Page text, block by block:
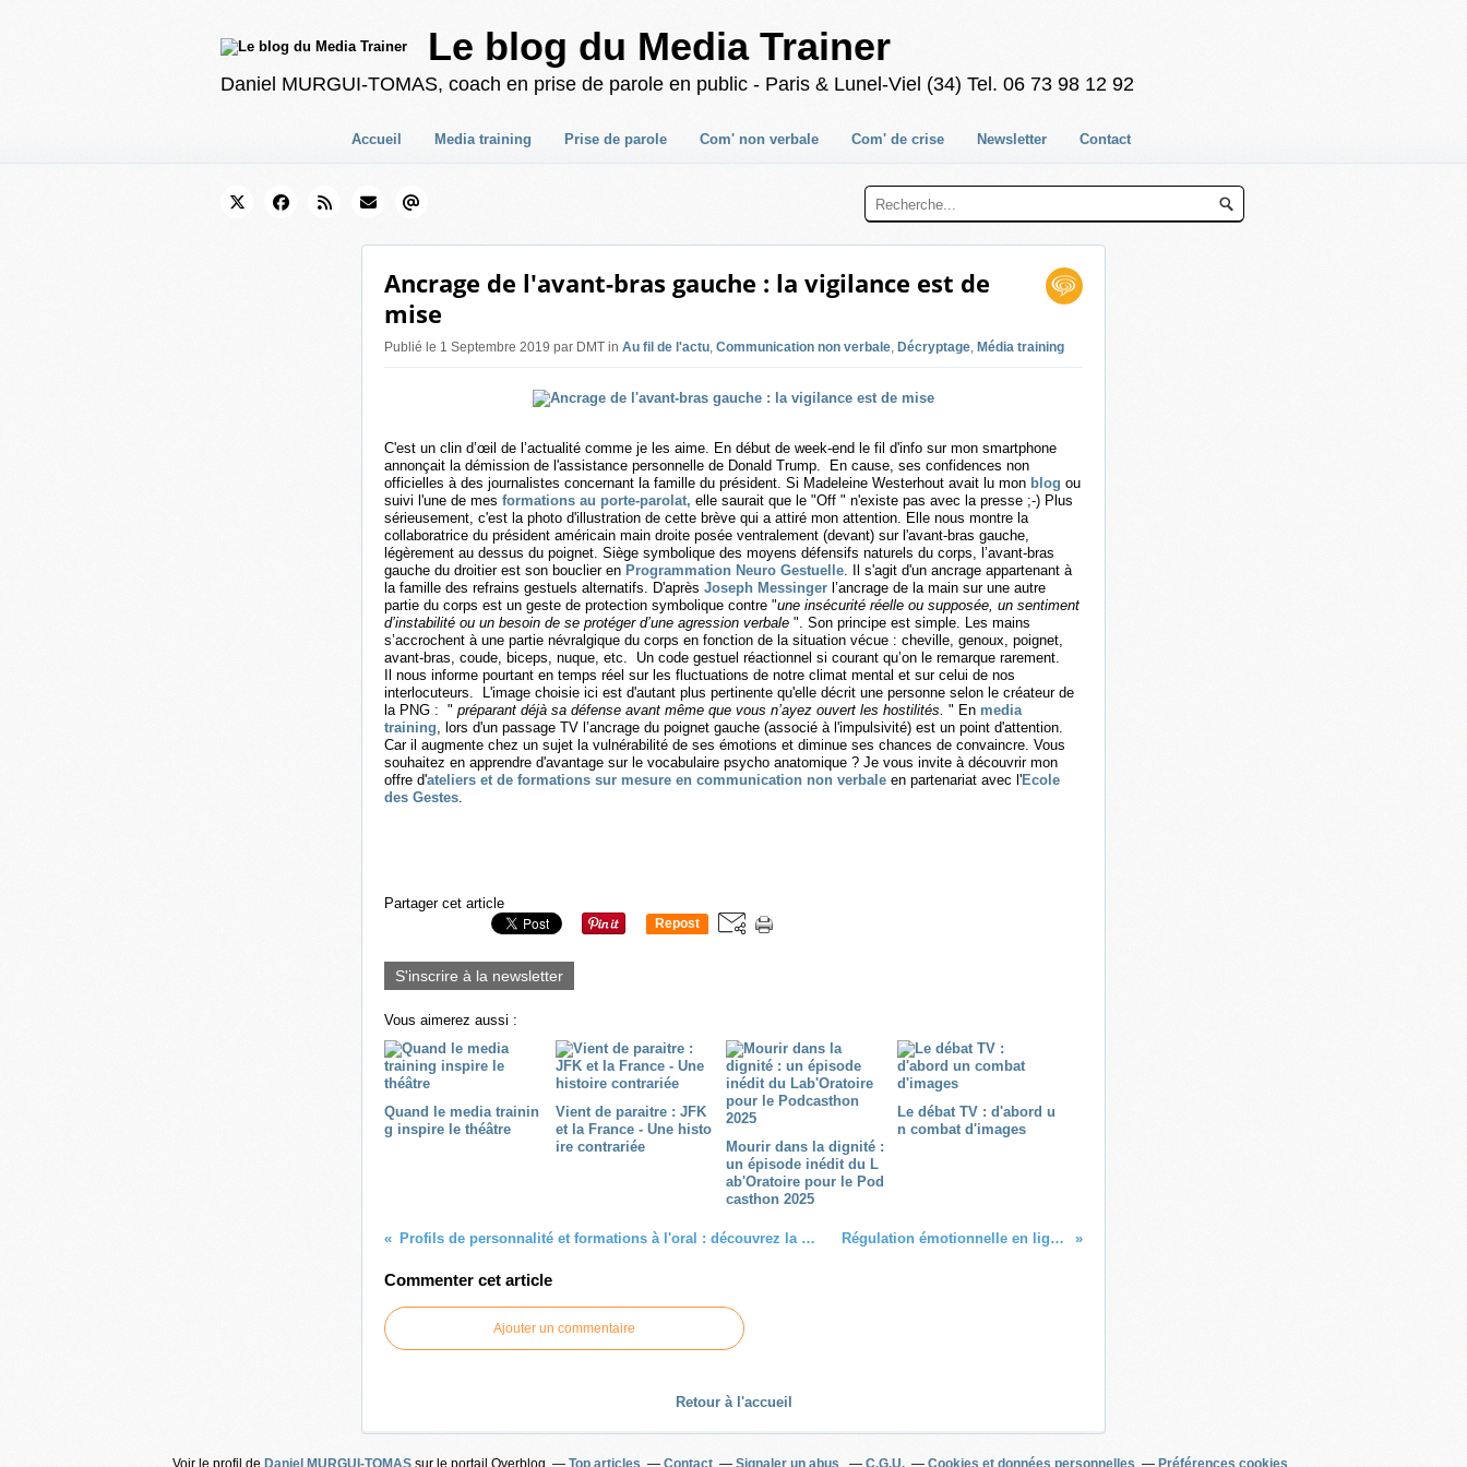
Le blog du Media Trainer
Daniel MURGUI-TOMAS, coach en prise de parole en public - Paris & Lunel-Viel (34) Tel. 06 73 98 12 92
Accueil Media training Prise de parole Com' non verbale Com' de crise Newsletter Contact
Ancrage de l'avant-bras gauche : la vigilance est de
mise
Publié le 1 Septembre 2019 par DMT in Au fil de l'actu, Communication non verbale, Décryptage, Média training
C'est un clin d’œil de l’actualité comme je les aime. En début de week-end le fil d'info sur mon smartphone
annonçait la démission de l'assistance personnelle de Donald Trump. En cause, ses confidences non
officielles à des journalistes concernant la famille du président. Si Madeleine Westerhout avait lu mon blog ou
suivi l'une de mes formations au porte-parolat, elle saurait que le "Off " n'existe pas avec la presse ;-) Plus
sérieusement, c'est la photo d'illustration de cette brève qui a attiré mon attention. Elle nous montre la
collaboratrice du président américain main droite posée ventralement (devant) sur l'avant-bras gauche,
légèrement au dessus du poignet. Siège symbolique des moyens défensifs naturels du corps, l’avant-bras
gauche du droitier est son bouclier en Programmation Neuro Gestuelle. Il s'agit d'un ancrage appartenant à
la famille des refrains gestuels alternatifs. D'après Joseph Messinger l’ancrage de la main sur une autre
partie du corps est un geste de protection symbolique contre "une insécurité réelle ou supposée, un sentiment
d’instabilité ou un besoin de se protéger d’une agression verbale ". Son principe est simple. Les mains
s’accrochent à une partie névralgique du corps en fonction de la situation vécue : cheville, genoux, poignet,
avant-bras, coude, biceps, nuque, etc. Un code gestuel réactionnel si courant qu’on le remarque rarement.
Il nous informe pourtant en temps réel sur les fluctuations de notre climat mental et sur celui de nos
interlocuteurs. L'image choisie ici est d'autant plus pertinente qu'elle décrit une personne selon le créateur de
la PNG : " préparant déjà sa défense avant même que vous n’ayez ouvert les hostilités. " En media
training, lors d'un passage TV l’ancrage du poignet gauche (associé à l'impulsivité) est un point d'attention.
Car il augmente chez un sujet la vulnérabilité de ses émotions et diminue ses chances de convaincre. Vous
souhaitez en apprendre d'avantage sur le vocabulaire psycho anatomique ? Je vous invite à découvrir mon
offre d'ateliers et de formations sur mesure en communication non verbale en partenariat avec l'Ecole
des Gestes.
Partager cet article
Repost
S'inscrire à la newsletter
Vous aimerez aussi :
Quand le media trainin
g inspire le théâtre
Vient de paraitre : JFK
et la France - Une histo
ire contrariée
Mourir dans la dignité :
un épisode inédit du L
ab'Oratoire pour le Pod
casthon 2025
Le débat TV : d'abord u
n combat d'images
Profils de personnalité et formations à l'oral : découvrez la méthode Arc-En-Ciel DISC Régulation émotionnelle en ligne, c'est parti !
Commenter cet article
Ajouter un commentaire
Retour à l'accueil
Voir le profil de Daniel MURGUI-TOMAS sur le portail Overblog Top articles Contact Signaler un abus C.G.U. Cookies et données personnelles Préférences cookies